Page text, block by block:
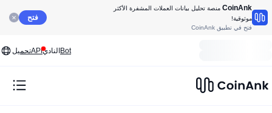
CoinAnk منصة تحليل بيانات العملات المشفرة الأكثر
موثوقية!
فتح في تطبيق CoinAnk
فتح
BotالناديAPIتحميل